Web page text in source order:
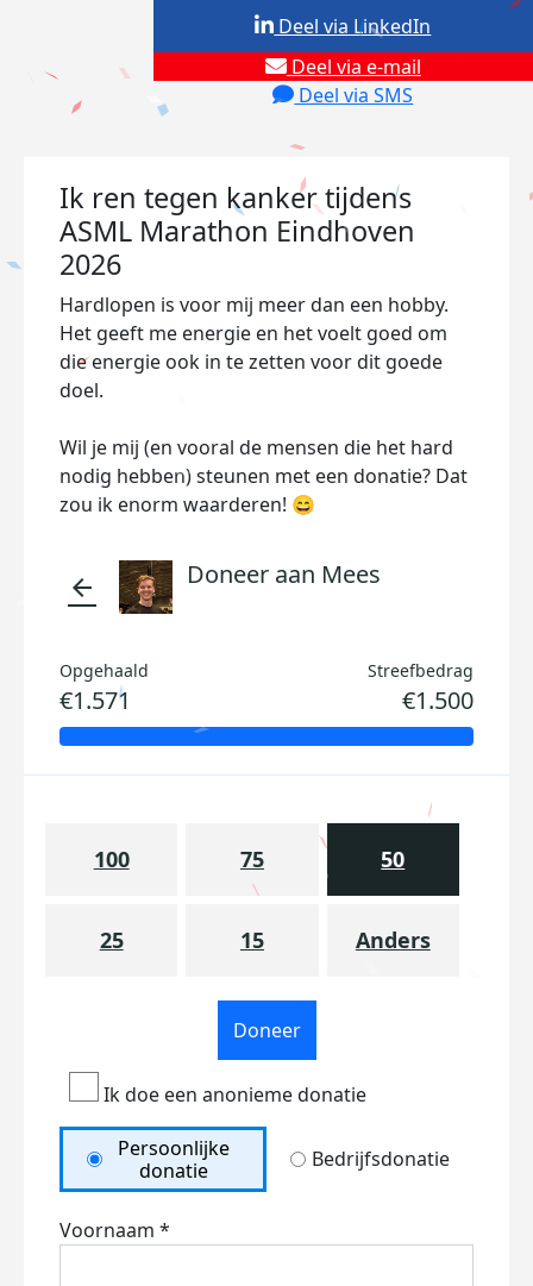
Deel via e-mail
Deel via SMS
Deel via LinkedIn
Ik ren tegen kanker tijdens
ASML Marathon Eindhoven
2026
Hardlopen is voor mij meer dan een hobby.
Het geeft me energie en het voelt goed om
die energie ook in te zetten voor dit goede
doel.
Wil je mij (en vooral de mensen die het hard
nodig hebben) steunen met een donatie? Dat
zou ik enorm waarderen! 😄
arrow_back Doneer aan Mees
Opgehaald
€1.571
Streefbedrag
€1.500
100 75 50
25 15 Anders
Doneer
Ik doe een anonieme donatie
Persoonlijke
donatie
Bedrijfsdonatie
Voornaam *